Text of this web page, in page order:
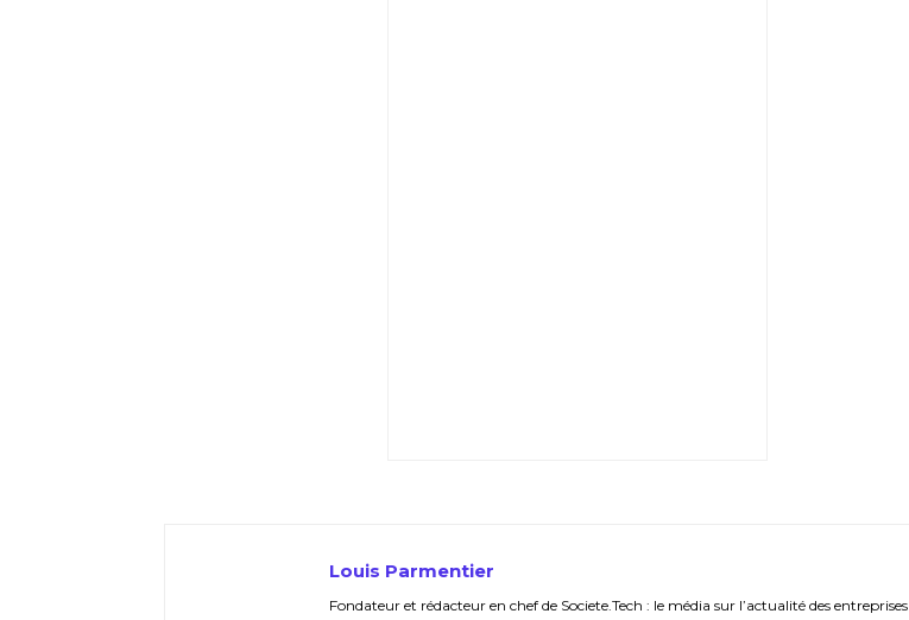
Louis Parmentier
Fondateur et rédacteur en chef de Societe.Tech : le média sur l’actualité des entreprises